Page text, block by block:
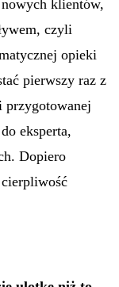
klientów,
czyli
opieki
pierwszy raz z
eksperta,
Dopiero
cierpliwość